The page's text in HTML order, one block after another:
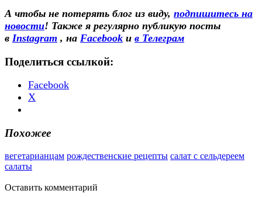
А чтобы не потерять блог из виду, подпишитесь на
новости! Также я регулярно публикую посты
в Instagram , на Facebook и в Телеграм
Поделиться ссылкой:
Facebook
X
Похожее
вегетарианцам рождественские рецепты салат с сельдереем
салаты
Оставить комментарий